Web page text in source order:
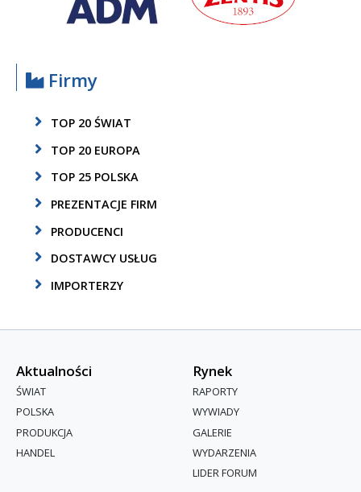
Firmy
TOP 20 ŚWIAT
TOP 20 EUROPA
TOP 25 POLSKA
PREZENTACJE FIRM
PRODUCENCI
DOSTAWCY USŁUG
IMPORTERZY
Aktualności
ŚWIAT
POLSKA
PRODUKCJA
HANDEL
Rynek
RAPORTY
WYWIADY
GALERIE
WYDARZENIA
LIDER FORUM